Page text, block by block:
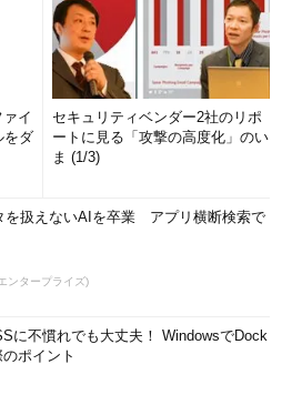
イ
をダ
セキュリティベンダー2社のリポ
ートに見る「攻撃の高度化」のい
ま (1/3)
を扱えないAIを卒業 アプリ横断検索で
ンタープライズ)
に不慣れでも大丈夫！ WindowsでDock
ポイント